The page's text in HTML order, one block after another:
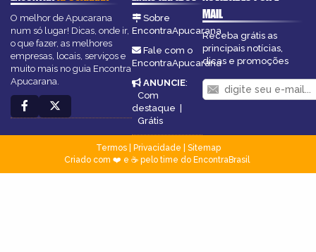
O melhor de Apucarana
num só lugar! Dicas, onde ir,
o que fazer, as melhores
empresas, locais, serviços e
muito mais no guia Encontra
Apucarana.
Sobre
EncontraApucarana
Fale com o
EncontraApucarana
ANUNCIE:
Com
destaque
Grátis
MAIL
Receba grátis as
principais notícias,
dicas e promoções
Termos| Privacidade
Sitemap
Criado com ❤️ e ☕ pelo time do EncontraBrasil